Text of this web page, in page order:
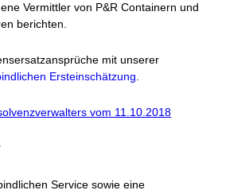
Vermittler von P&R Containern und
berichten.
mit unserer
Ersteinschätzung
vom 11.10.2018
Service sowie eine